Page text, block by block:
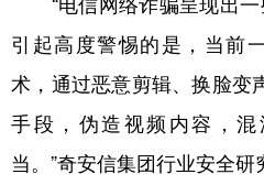
引起高度警惕的是，当前
术，通过恶意剪辑、换脸变
手段，伪造视频内容，
当。”奇安信集团行业安全研